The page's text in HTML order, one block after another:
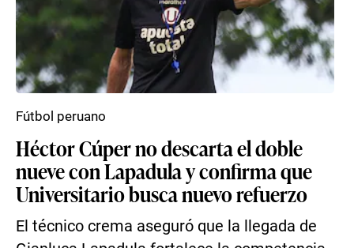
Héctor Cúper no descarta el doble
nueve con Lapadula y confirma que
Universitario busca nuevo refuerzo
El técnico crema aseguró que la llegada de
Fútbol peruano